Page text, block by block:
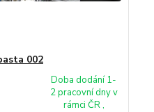
002
Doba dodání 1-
2 pracovní dny v
rámci ČR ,